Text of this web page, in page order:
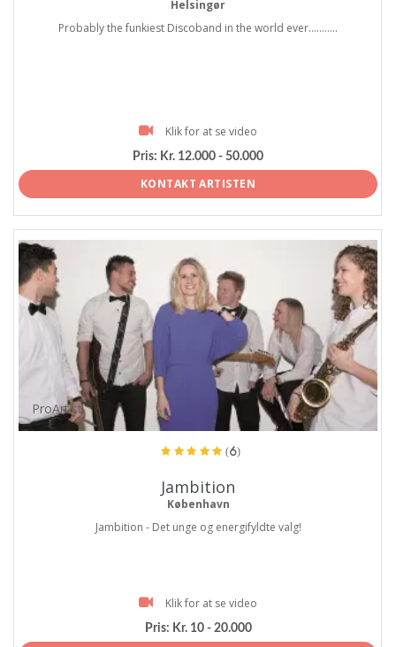
Helsingør
Probably the funkiest Discoband in the world ever...........
Klik for at se video
Pris: Kr. 12.000 - 50.000
KONTAKT ARTISTEN
ProArtist
(6)
Jambition
København
Jambition - Det unge og energifyldte valg!
Klik for at se video
Pris: Kr. 10 - 20.000